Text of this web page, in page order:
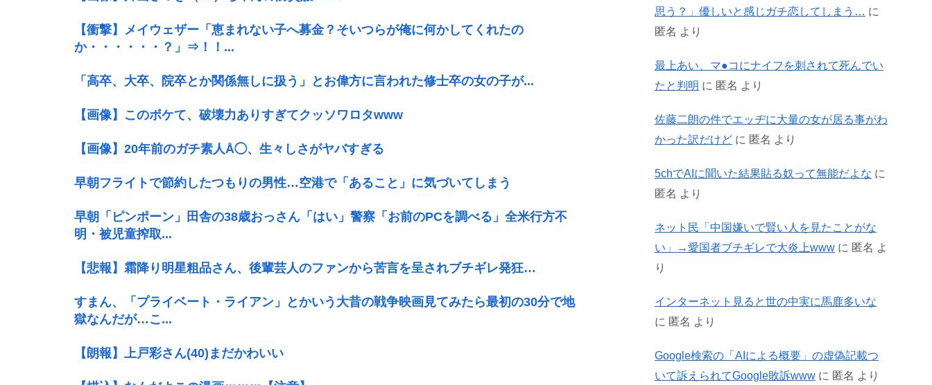
【衝撃】メイウェザー「恵まれない子へ募金？そいつらが俺に何かしてくれたの
か・・・・・・？」⇒！！...
「高卒、大卒、院卒とか関係無しに扱う」とお偉方に言われた修士卒の女の子が...
【画像】このボケて、破壊力ありすぎてクッソワロタwww
【画像】20年前のガチ素人Å◯、生々しさがヤバすぎる
早朝フライトで節約したつもりの男性…空港で「あること」に気づいてしまう
早朝「ピンポーン」田舎の38歳おっさん「はい」警察「お前のPCを調べる」全米行方不
明・被児童搾取...
【悲報】霜降り明星粗品さん、後輩芸人のファンから苦言を呈されブチギレ発狂…
すまん、「プライベート・ライアン」とかいう大昔の戦争映画見てみたら最初の30分で地
獄なんだが…こ...
【朗報】上戸彩さん(40)まだかわいい
思う？」優しいと感じガチ恋してしまう…
に
匿名 より
最上あい、マ●コにナイフを刺されて死んでい
たと判明 に 匿名 より
佐藤二朗の件でエッヂに大量の女が居る事がわ
かった訳だけど に 匿名 より
5chでAIに聞いた結果貼る奴って無能だよな に
匿名 より
ネット民「中国嫌いで賢い人を見たことがな
い」→愛国者ブチギレで大炎上www に 匿名 よ
り
インターネット見ると世の中実に馬鹿多いな
に 匿名 より
Google検索の「AIによる概要」の虚偽記載つ
いて訴えられてGoogle敗訴www に 匿名 より